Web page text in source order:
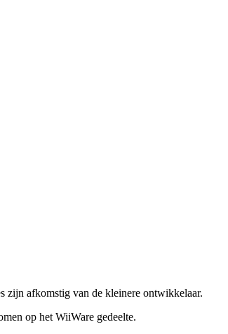
zijn afkomstig van de kleinere ontwikkelaar.
op het WiiWare gedeelte.